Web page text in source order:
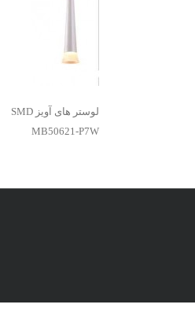
لوستر های آویز SMD
MB50621-P7W